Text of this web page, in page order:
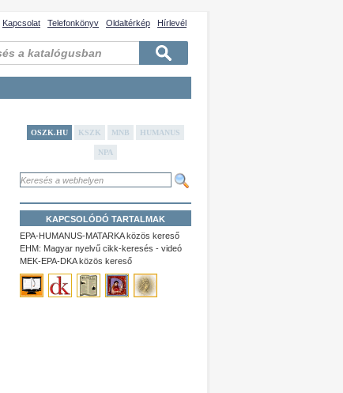
Kapcsolat Telefonkönyv Oldaltérkép Hírlevél
OSZK.HU KSZK MNB HUMANUS
NPA
KAPCSOLÓDÓ TARTALMAK
EPA-HUMANUS-MATARKA közös kereső
EHM: Magyar nyelvű cikk-keresés - videó
MEK-EPA-DKA közös kereső